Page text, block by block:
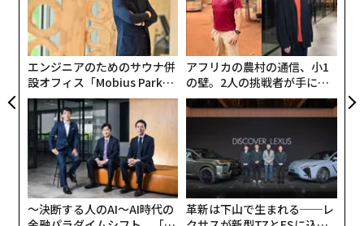
エンジニアのためのサウナ併
設オフィス「Mobius Park」
がオープン──タマディック
が健康経営を徹底する理由
アフリカの農村の通信、小1
の壁。2人の挑戦者が手にし
た「次なる武器」
〜決断する人のAI〜AI時代の
革新は下山で生まれる──レ